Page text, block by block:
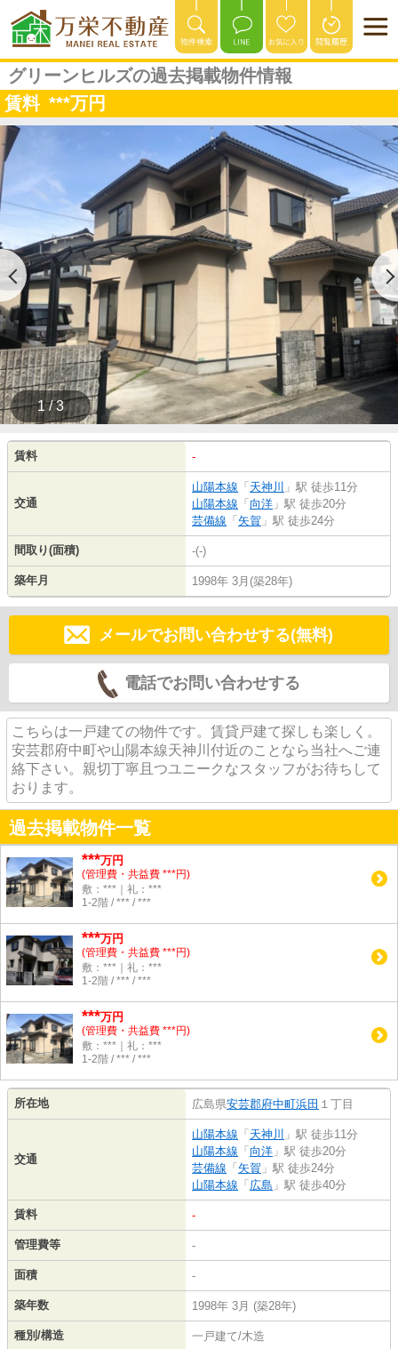
グリーンヒルズの過去掲載物件情報
賃料 ***万円
1 / 3
賃料 -
交通
山陽本線 「 天神川 」駅 徒歩11分
山陽本線 「 向洋 」駅 徒歩20分
芸備線 「 矢賀 」駅 徒歩24分
間取り(面積) -(-)
築年月 1998年 3月(築28年)
メールでお問い合わせする(無料)
電話でお問い合わせする
こちらは一戸建ての物件です。賃貸戸建て探しも楽しく。
安芸郡府中町や山陽本線天神川付近のことなら当社へご連
絡下さい。親切丁寧且つユニークなスタッフがお待ちして
おります。
過去掲載物件一覧
***万円
(管理費・共益費 ***円)
敷：***｜礼：***
1-2階 / *** / ***
***万円
(管理費・共益費 ***円)
敷：***｜礼：***
1-2階 / *** / ***
***万円
(管理費・共益費 ***円)
敷：***｜礼：***
1-2階 / *** / ***
所在地 広島県安芸郡府中町浜田 １丁目
交通
山陽本線 「 天神川 」駅 徒歩11分
山陽本線 「 向洋 」駅 徒歩20分
芸備線 「 矢賀 」駅 徒歩24分
山陽本線 「 広島 」駅 徒歩40分
賃料 -
管理費等 -
面積 -
築年数 1998年 3月 (築28年)
種別/構造 一戸建て/木造